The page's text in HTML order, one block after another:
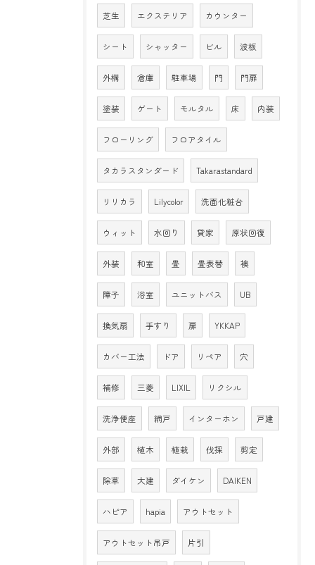
芝生 エクステリア カウンター
シート シャッター ビル 波板
外構 倉庫 駐車場 門 門扉
塗装 ゲート モルタル 床 内装
フローリング フロアタイル
タカラスタンダード Takarastandard
リリカラ Lilycolor 洗面化粧台
ウィット 水回り 貸家 原状回復
外装 和室 畳 畳表替 襖
障子 浴室 ユニットバス UB
換気扇 手すり 扉 YKKAP
カバー工法 ドア リペア 穴
補修 三菱 LIXIL リクシル
洗浄便座 網戸 インターホン 戸建
外部 植木 植栽 伐採 剪定
除草 大建 ダイケン DAIKEN
ハピア hapia アウトセット
アウトセット吊戸 片引